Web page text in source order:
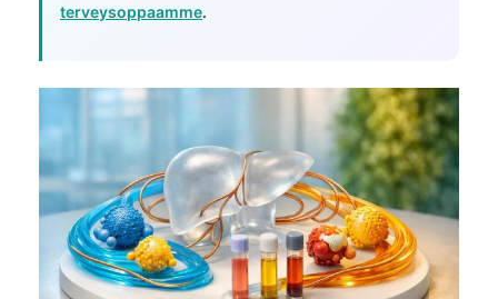
terveysoppaamme.
پښتو
سنڌي
සිංහල
Latviešu valoda
Euskara